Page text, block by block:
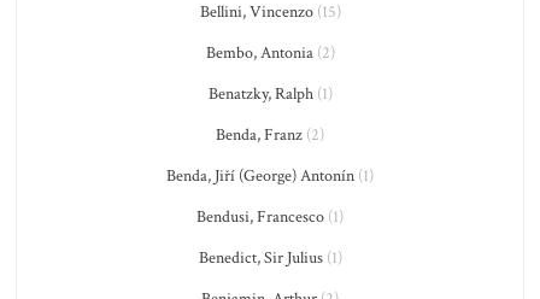
Bellini, Vincenzo(15)
Bembo, Antonia(2)
Benatzky, Ralph(1)
Benda, Franz (2)
Benda, Jiří (George) Antonín (1)
Bendusi, Francesco (1)
Benedict, Sir Julius(1)